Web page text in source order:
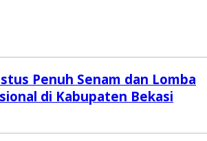
Penuh Senam dan Lomba
di Kabupaten Bekasi